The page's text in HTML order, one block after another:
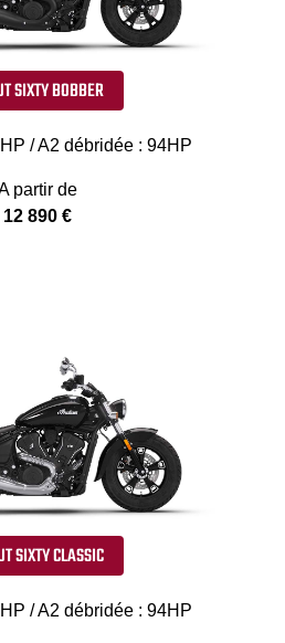
SIXTY BOBBER
/ A2 débridée : 94HP
partir de
12 890 €
SIXTY CLASSIC
/ A2 débridée : 94HP